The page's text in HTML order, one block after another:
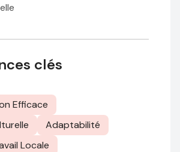
clés
Efficace
Adaptabilité
Locale